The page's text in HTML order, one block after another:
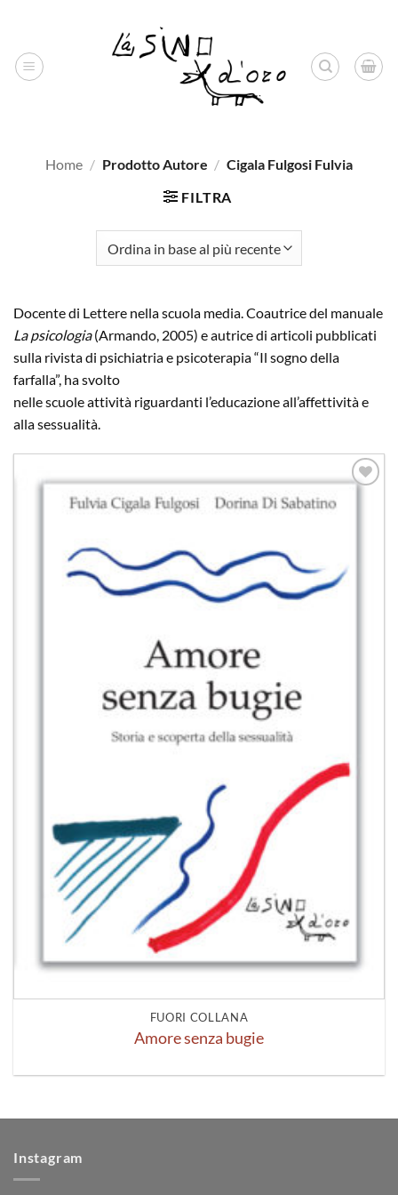
contenuti
Home / Prodotto Autore / Cigala Fulgosi Fulvia
FILTRA
Docente di Lettere nella scuola media. Coautrice del manuale
La psicologia(Armando, 2005) e autrice di articoli pubblicati
sulla rivista di psichiatria e psicoterapia “Il sogno della
farfalla”, ha svolto
nelle scuole attività riguardanti l’educazione all’affettività e
alla sessualità.
FUORI COLLANA
Amore senza bugie
Instagram